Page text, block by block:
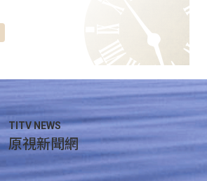
TITV NEWS
原視新聞網